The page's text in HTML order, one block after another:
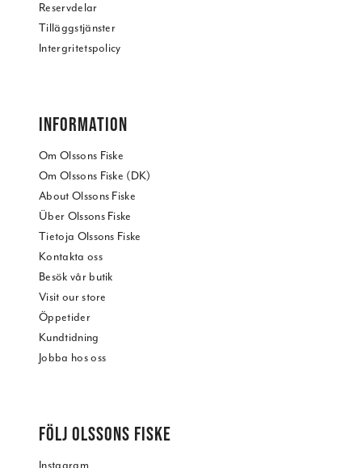
Reservdelar
Tilläggstjänster
Intergritetspolicy
INFORMATION
Om Olssons Fiske
Om Olssons Fiske (DK)
About Olssons Fiske
Über Olssons Fiske
Tietoja Olssons Fiske
Kontakta oss
Besök vår butik
Visit our store
Öppetider
Kundtidning
Jobba hos oss
FÖLJ OLSSONS FISKE
Instagram